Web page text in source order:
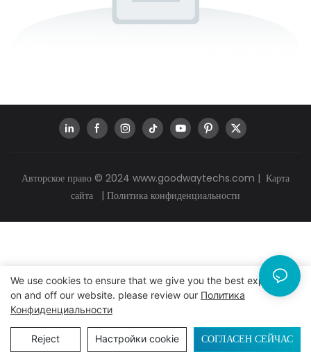
Авторское право © 2024 www.goodwaytechs.com | Карта
сайта
| Политика конфиденциальности
We use cookies to ensure that we give you the best experience
on and off our website. please review our Политика
Конфиденциальности
Reject Настройки cookie СОГЛАСЕН СЕЙЧАС